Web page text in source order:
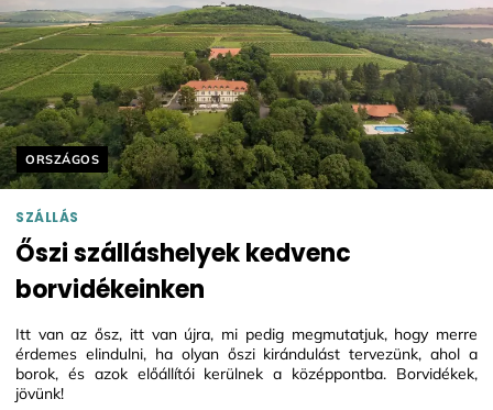
Helyszín címkék:
ORSZÁGOS
SZÁLLÁS
Őszi szálláshelyek kedvenc
borvidékeinken
Itt van az ősz, itt van újra, mi pedig megmutatjuk, hogy merre
érdemes elindulni, ha olyan őszi kirándulást tervezünk, ahol a
borok, és azok előállítói kerülnek a középpontba. Borvidékek,
jövünk!